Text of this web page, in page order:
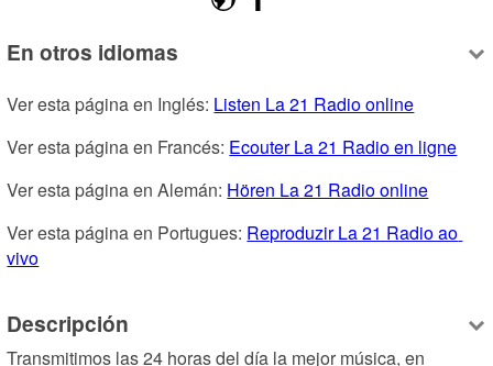
En otros idiomas
Ver esta página en Inglés: Listen La 21 Radio online
Ver esta página en Francés: Ecouter La 21 Radio en ligne
Ver esta página en Alemán: Hören La 21 Radio online
Ver esta página en Portugues: Reproduzir La 21 Radio ao
vivo
Descripción
Transmitimos las 24 horas del día la mejor música, en